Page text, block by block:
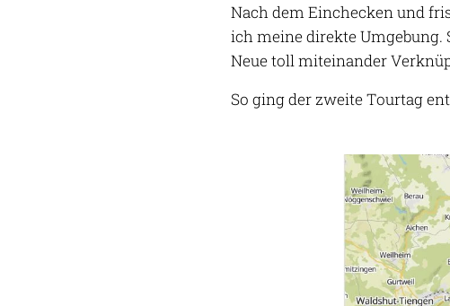
Nach dem Einchecken und
ich meine direkte Umgebung.
Neue toll miteinander
So ging der zweite Tourtag